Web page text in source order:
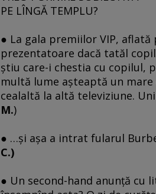
PE LÎNGĂ TEMPLU?
● La gala premiilor VIP,
prezentatoare dacă tatăl
ştiu care-i chestia cu copilul,
multă lume aşteaptă un
cealaltă la altă televiziune.
M.)
● …şi aşa a intrat fularul
C.)
● Un second-hand anunţă cu